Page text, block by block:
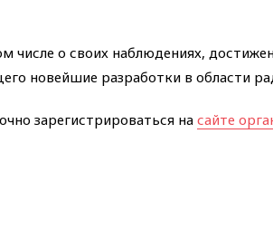
о своих наблюдениях,
новейшие разработки в области
зарегистрироваться на сайте